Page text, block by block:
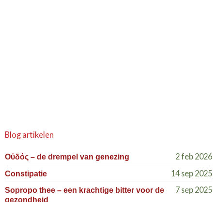
Blog artikelen
Οὐδός – de drempel van genezing 2 feb 2026
Constipatie 14 sep 2025
Sopropo thee – een krachtige bitter voor de
gezondheid
7 sep 2025